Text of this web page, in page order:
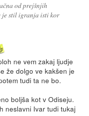
od prejšnjih
je stil igranja isti kor
ne vem zakaj ljudje
že dolgo ve kakšen je
tudi ta ne bo.
boljša kot v Odiseju.
neslavni Ivar tudi tukaj